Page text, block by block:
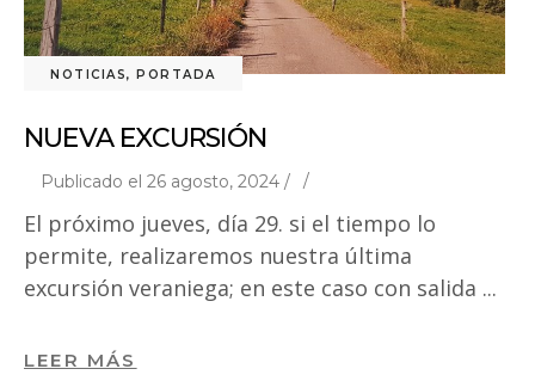
NOTICIAS, PORTADA
NUEVA EXCURSIÓN
Publicado el 26 agosto, 2024 /
El próximo jueves, día 29. si el tiempo lo
permite, realizaremos nuestra última
excursión veraniega; en este caso con salida
LEER MÁS